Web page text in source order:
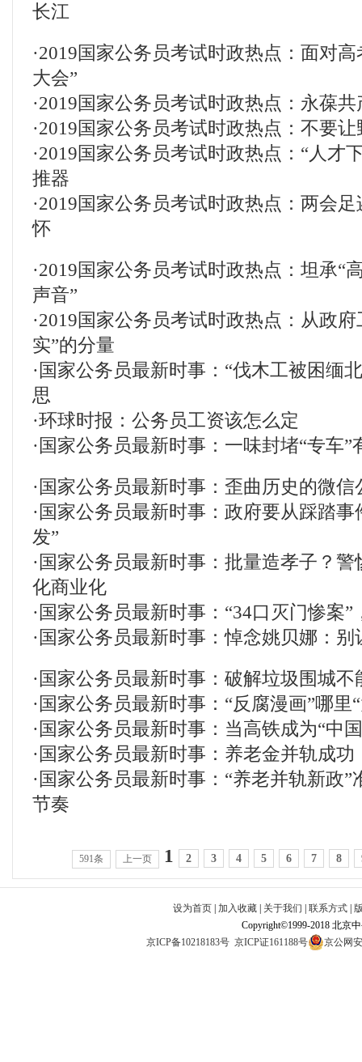
长江
·2019国家公务员考试时政热点：面对
大会”
·2019国家公务员考试时政热点：永葆
·2019国家公务员考试时政热点：不要
·2019国家公务员考试时政热点：“人才
推器
·2019国家公务员考试时政热点：两会
怀
·2019国家公务员考试时政热点：坦承“
声音”
·2019国家公务员考试时政热点：从政
实”的分量
·国家公务员最新时事：“伐木工被困缅
思
·环球时报：公务员工资该怎么定
·国家公务员最新时事：一味封堵“专车”
·国家公务员最新时事：歪曲历史的微
·国家公务员最新时事：政府要从踩踏事
发”
·国家公务员最新时事：批量造孝子？
化商业化
·国家公务员最新时事：“34口灭门惨案
·国家公务员最新时事：悼念姚贝娜：
·国家公务员最新时事：破解垃圾围城不
·国家公务员最新时事：“反腐漫画”哪里
·国家公务员最新时事：当高铁成为“中
·国家公务员最新时事：养老金并轨成
·国家公务员最新时事：“养老并轨新政
节奏
591条 上一页 1 2 3 4 5 6 7 8
设为首页 加入收藏 关于我们 联系方式
Copyright©1999-2018 北京
京ICP备10218183号 京ICP证161188号 京公网